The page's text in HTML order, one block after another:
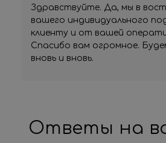
Здравствуйте. Да, мы в
вашего индивидуального
клиенту и от вашей
Спасибо вам огромное.
вновь и вновь.
Ответы на